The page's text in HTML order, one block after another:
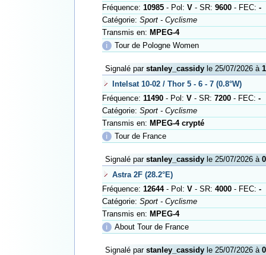
Fréquence: 10985- Pol: V- SR: 9600- FEC: -
Catégorie: Sport - Cyclisme
Transmis en: MPEG-4
ℹ
Tour de Pologne Women
Signalé par stanley_cassidyle 25/07/2026 à
Intelsat 10-02 / Thor 5 - 6 - 7 (0.8°W)
Fréquence: 11490- Pol: V- SR: 7200- FEC: -
Catégorie: Sport - Cyclisme
Transmis en: MPEG-4 crypté
ℹ
Tour de France
Signalé par stanley_cassidyle 25/07/2026 à
Astra 2F (28.2°E)
Fréquence: 12644- Pol: V- SR: 4000- FEC: -
Catégorie: Sport - Cyclisme
Transmis en: MPEG-4
ℹ
About Tour de France
Signalé par stanley_cassidyle 25/07/2026 à